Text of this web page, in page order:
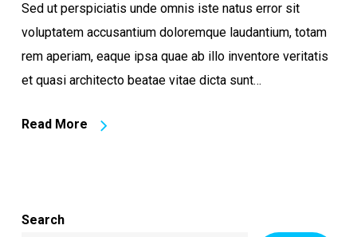
Sed ut perspiciatis unde omnis iste natus error sit
voluptatem accusantium doloremque laudantium, totam
rem aperiam, eaque ipsa quae ab illo inventore veritatis
et quasi architecto beatae vitae dicta sunt…
Read More
Search